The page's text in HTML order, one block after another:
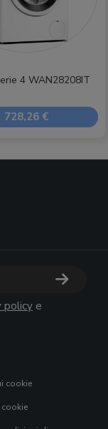
4 WAN28208IT
728,26 €
policy e
cookie
cookie